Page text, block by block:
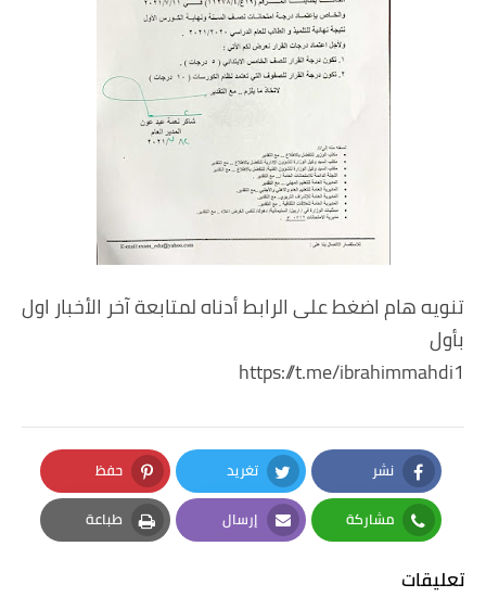
تنويه هام اضغط على الرابط أدناه لمتابعة آخر الأخبار اول
بأول
https://t.me/ibrahimmahdi1
نشر
Facebook
تغريد
Twitter
حفظ
Pinterest
مشاركة
Whatsapp
إرسال
Email
طباعة
Print
تعليقات